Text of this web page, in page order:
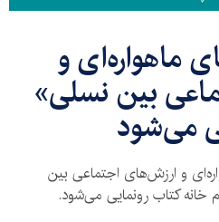
ماهواره‌ای و
بین نسلی»
می‌شود
و ارزش‌های اجتماعی بین
کتاب رونمایی می‌شود.